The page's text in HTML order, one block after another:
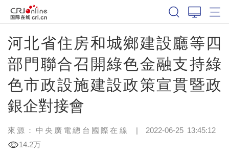
河北省住房和城鄉建設廳等四
部門聯合召開綠色金融支持綠
色市政設施建設政策宣貫暨政
銀企對接會
來源：中央廣電總台國際在線 | 2022-06-25 13:45:12
14.2万